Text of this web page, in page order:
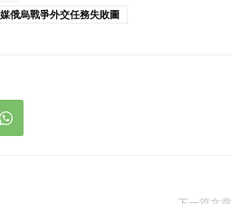
俄烏戰爭外交任務失敗圖